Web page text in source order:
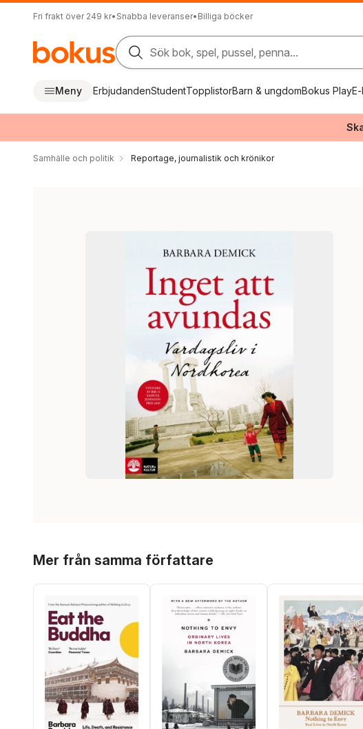
Fri frakt över 249 kr• Snabba leveranser• Billiga böcker
Sök bok, spel, pussel, penna...
Meny ErbjudandenStudentTopplistorBarn & ungdomBokus Play
Samhälle och politik Reportage, journalistik och krönikor
Mer från samma författare